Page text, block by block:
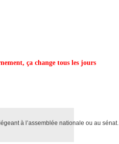
ça change tous les jours
à l’assemblée nationale ou au sénat.